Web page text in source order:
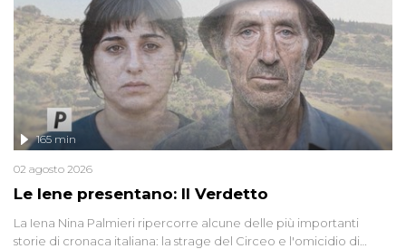
Le Iene presentano: Il Verdetto
165 min
02 agosto 2026
La Iena Nina Palmieri ripercorre alcune delle più importanti
storie di cronaca italiana: la strage del Circeo e l'omicidio di